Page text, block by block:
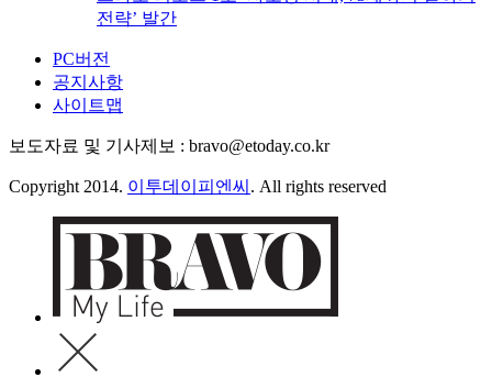
전략’ 발간
PC버전
공지사항
사이트맵
보도자료 및 기사제보 : bravo@etoday.co.kr
Copyright 2014. 이투데이피엔씨 . All rights reserved